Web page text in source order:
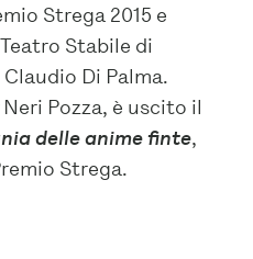
Strega 2015 e
Stabile di
Di Palma.
Pozza, è uscito il
delle anime finte,
Strega.